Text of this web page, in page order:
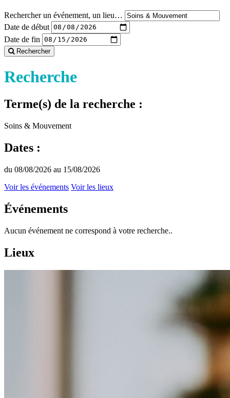
Rechercher un événement, un lieu…
Date de début
Date de fin
Rechercher
Recherche
Terme(s) de la recherche :
Soins & Mouvement
Dates :
du 08/08/2026 au 15/08/2026
Voir les événements Voir les lieux
Événements
Aucun événement ne correspond à votre recherche..
Lieux